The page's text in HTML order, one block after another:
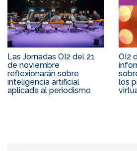
Las Jornadas OI2 del 21
de noviembre
reflexionarán sobre
inteligencia artificial
aplicada al periodismo
OI2
los